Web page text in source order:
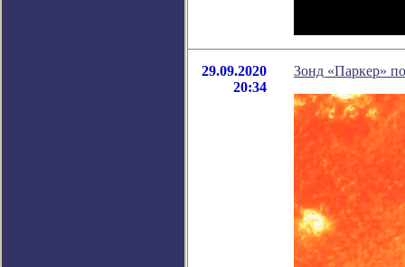
29.09.2020
20:34
Зонд «Паркер»